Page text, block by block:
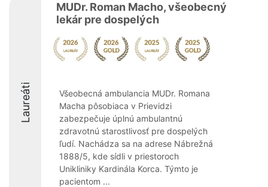
Laureáti
MUDr. Roman Macho, všeobecný
lekár pre dospelých
Všeobecná ambulancia MUDr. Romana
Macha pôsobiaca v Prievidzi
zabezpečuje úplnú ambulantnú
zdravotnú starostlivosť pre dospelých
ľudí. Nachádza sa na adrese Nábrežná
1888/5, kde sídli v priestoroch
Unikliniky Kardinála Korca. Týmto je
pacientom ...